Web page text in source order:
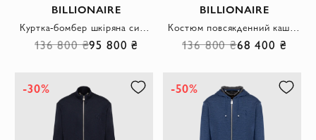
BILLIONAIRE
Куртка-бомбер шкіряна синя з нашивкою-логотипом чоловіча
136 800 ₴95 800 ₴
BILLIONAIRE
Костюм повсякденний кашемір із шовком темно-синій прямого крою
136 800 ₴68 400 ₴
-30% -50%